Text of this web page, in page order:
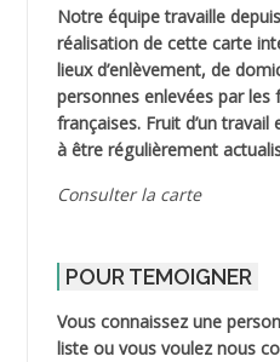
Notre équipe travaille
réalisation de cette carte
lieux d’enlèvement, de
personnes enlevées par les
françaises. Fruit d’un
à être régulièrement
Consulter la carte
POUR TEMOIGNER
Vous connaissez une
liste ou vous voulez nous